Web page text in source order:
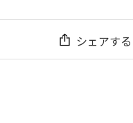
シェアする